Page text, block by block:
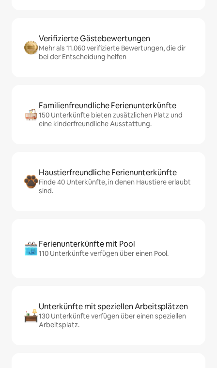
Verifizierte Gästebewertungen
Mehr als 11.060 verifizierte Bewertungen, die dir
bei der Entscheidung helfen
Familienfreundliche Ferienunterkünfte
150 Unterkünfte bieten zusätzlichen Platz und
eine kinderfreundliche Ausstattung.
Haustierfreundliche Ferienunterkünfte
Finde 40 Unterkünfte, in denen Haustiere erlaubt
sind.
Ferienunterkünfte mit Pool
110 Unterkünfte verfügen über einen Pool.
Unterkünfte mit speziellen Arbeitsplätzen
130 Unterkünfte verfügen über einen speziellen
Arbeitsplatz.